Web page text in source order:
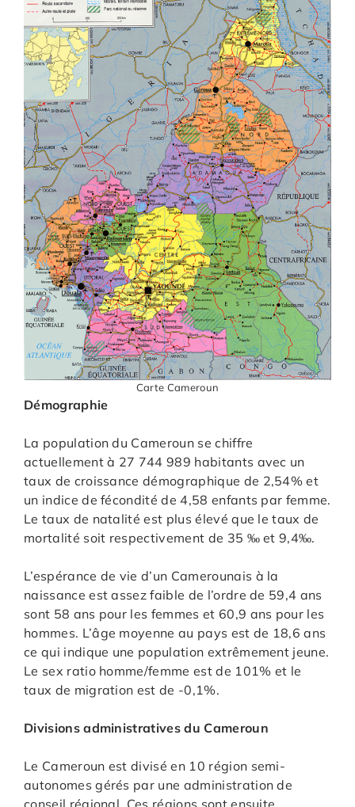
Carte Cameroun
Démographie
La population du Cameroun se chiffre
actuellement à 27 744 989 habitants avec un
taux de croissance démographique de 2,54% et
un indice de fécondité de 4,58 enfants par femme.
Le taux de natalité est plus élevé que le taux de
mortalité soit respectivement de 35 ‰ et 9,4‰.
L’espérance de vie d’un Camerounais à la
naissance est assez faible de l’ordre de 59,4 ans
sont 58 ans pour les femmes et 60,9 ans pour les
hommes. L’âge moyenne au pays est de 18,6 ans
ce qui indique une population extrêmement jeune.
Le sex ratio homme/femme est de 101% et le
taux de migration est de -0,1%.
Divisions administratives du Cameroun
Le Cameroun est divisé en 10 région semi-
autonomes gérés par une administration de
conseil régional. Ces régions sont ensuite